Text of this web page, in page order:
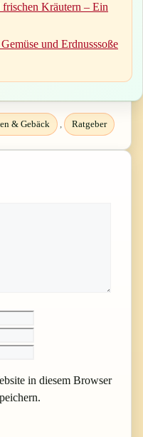
Kräutern – Ein
und Erdnusssoße
& Gebäck , Ratgeber
in diesem Browser